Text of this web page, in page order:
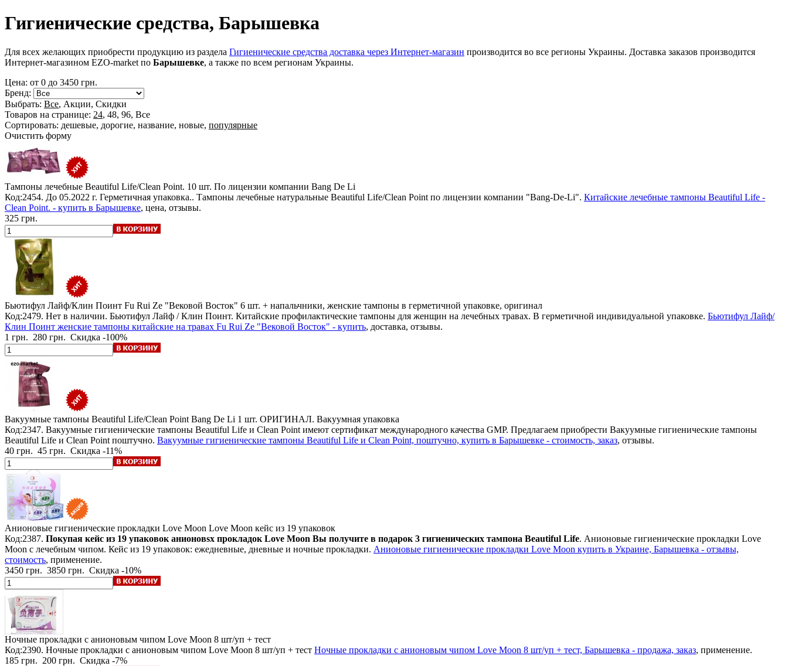
Гигиенические средства, Барышевка
Для всех желающих приобрести продукцию из раздела Гигиенические средства доставка через Интернет-магазин производится во все регионы Украины. Доставка заказов производится
Интернет-магазином EZO-market по Барышевке, а также по всем регионам Украины.
Цена: от 0 до 3450 грн.
Бренд:
Выбрать: Все, Акции, Скидки
Товаров на странице: 24, 48, 96, Все
Сортировать: дешевые, дорогие, название, новые, популярные
Очистить форму
Тампоны лечебные Beautiful Life/Clean Point. 10 шт. По лицензии компании Bang De Li
Код:2454. До 05.2022 г. Герметичная упаковка.. Тампоны лечебные натуральные Beautiful Life/Clean Point по лицензии компании "Bang-De-Li". Китайские лечебные тампоны Beautiful Life -
Clean Point. - купить в Барышевке, цена, отзывы.
325 грн.
Бьютифул Лайф/Клин Поинт Fu Rui Ze "Вековой Восток" 6 шт. + напальчники, женские тампоны в герметичной упаковке, оригинал
Код:2479. Нет в наличии. Бьютифул Лайф / Клин Поинт. Китайские профилактические тампоны для женщин на лечебных травах. В герметичной индивидуальной упаковке. Бьютифул Лайф/
Клин Поинт женские тампоны китайские на травах Fu Rui Ze "Вековой Восток" - купить, доставка, отзывы.
1 грн. 280 грн. Скидка -100%
Вакуумные тампоны Beautiful Life/Clean Point Bang De Li 1 шт. ОРИГИНАЛ. Вакуумная упаковка
Код:2347. Вакуумные гигиенические тампоны Beautiful Life и Clean Point имеют сертификат международного качества GMP. Предлагаем приобрести Вакуумные гигиенические тампоны
Beautiful Life и Clean Point поштучно. Вакуумные гигиенические тампоны Beautiful Life и Clean Point, поштучно, купить в Барышевке - стоимость, заказ, отзывы.
40 грн. 45 грн. Скидка -11%
Анионовые гигиенические прокладки Love Moon Love Moon кейс из 19 упаковок
Код:2387. Покупая кейс из 19 упаковок анионовsх прокладок Love Moon Вы получите в подарок 3 гигиеничеcких тампона Beautiful Life. Анионовые гигиенические прокладки Love
Moon с лечебным чипом. Кейс из 19 упаковок: ежедневные, дневные и ночные прокладки. Анионовые гигиенические прокладки Love Moon купить в Украине, Барышевка - отзывы,
стоимость, применение.
3450 грн. 3850 грн. Скидка -10%
Ночные прокладки с анионовым чипом Love Moon 8 шт/уп + тест
Код:2390. Ночные прокладки с анионовым чипом Love Moon 8 шт/уп + тест Ночные прокладки с анионовым чипом Love Moon 8 шт/уп + тест, Барышевка - продажа, заказ, применение.
185 грн. 200 грн. Скидка -7%